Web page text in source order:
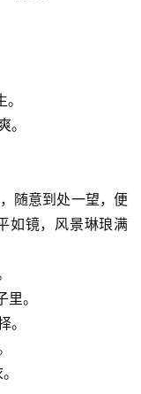
。
随意到处一望，便
如镜，风景琳琅满
。
。